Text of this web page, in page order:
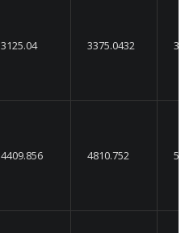
3125.04 3375.0432
4409.856 4810.752